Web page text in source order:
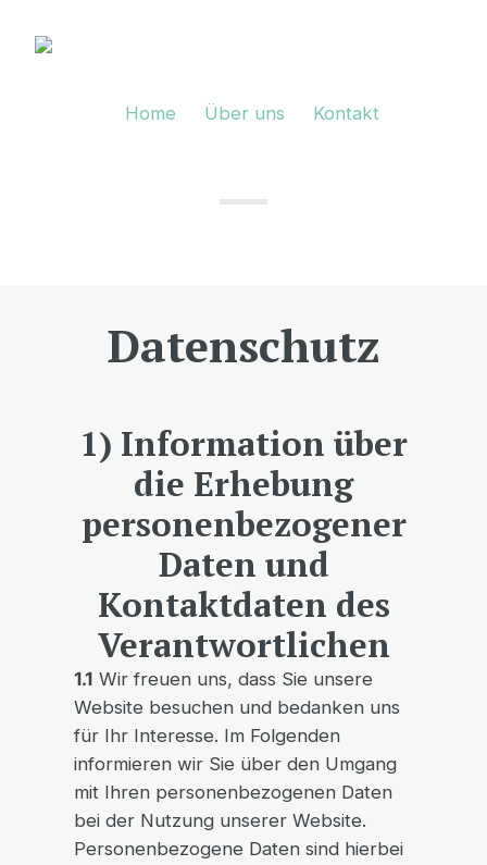
Home Über uns Kontakt
Datenschutz
1) Information über
die Erhebung
personenbezogener
Daten und
Kontaktdaten des
Verantwortlichen
1.1 Wir freuen uns, dass Sie unsere
Website besuchen und bedanken uns
für Ihr Interesse. Im Folgenden
informieren wir Sie über den Umgang
mit Ihren personenbezogenen Daten
bei der Nutzung unserer Website.
Personenbezogene Daten sind hierbei